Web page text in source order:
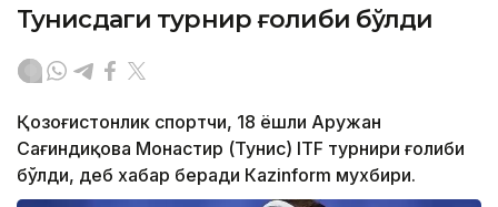
Тунисдаги турнир ғолиби бўлди
Қозоғистонлик спортчи, 18 ёшли Аружан
Сағиндиқова Монастир (Тунис) ITF турнири ғолиби
бўлди, деб хабар беради Каzinform мухбири.